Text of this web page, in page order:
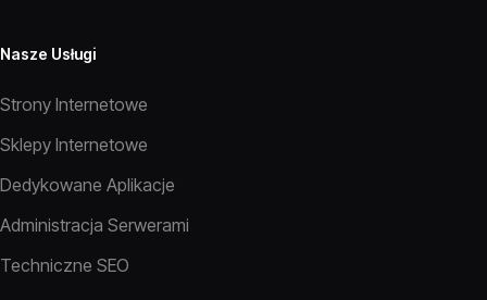
Nasze Usługi
Strony Internetowe
Sklepy Internetowe
Dedykowane Aplikacje
Administracja Serwerami
Techniczne SEO